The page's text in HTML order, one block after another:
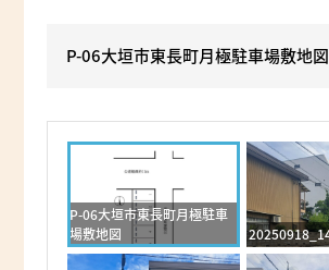
P-06大垣市東長町月極駐車場敷地図
P-06大垣市東長町月極駐車
場敷地図